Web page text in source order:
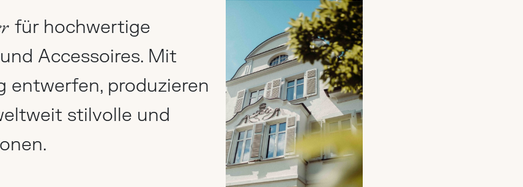
für hochwertige
Accessoires. Mit
entwerfen, produzieren
stilvolle und